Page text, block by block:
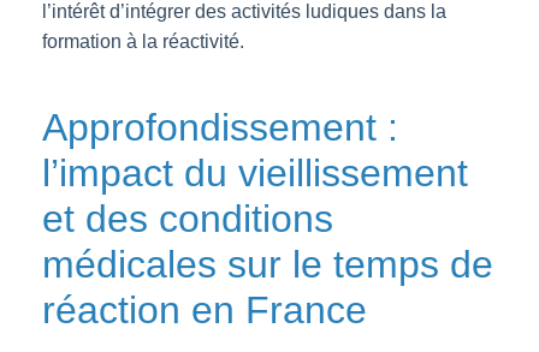
l’intérêt d’intégrer des activités ludiques dans la
formation à la réactivité.
Approfondissement :
l’impact du vieillissement
et des conditions
médicales sur le temps de
réaction en France